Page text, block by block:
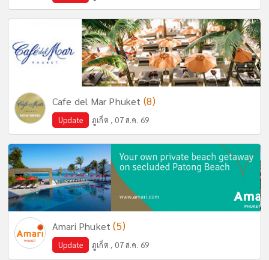
Cafe del Mar Phuket (8)
Update ภูเก็ต , 07 ส.ค. 69
Amari Phuket(5)
Update ภูเก็ต , 07 ส.ค. 69